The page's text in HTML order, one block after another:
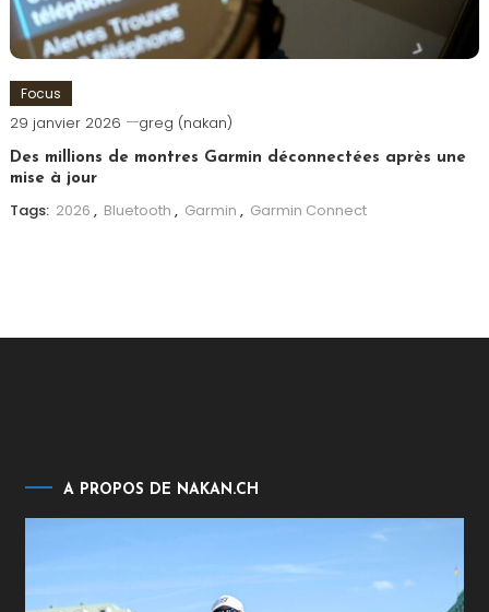
Focus
29 janvier 2026 greg (nakan)
Des millions de montres Garmin déconnectées après une
mise à jour
Tags: 2026 , Bluetooth , Garmin , Garmin Connect
A PROPOS DE NAKAN.CH